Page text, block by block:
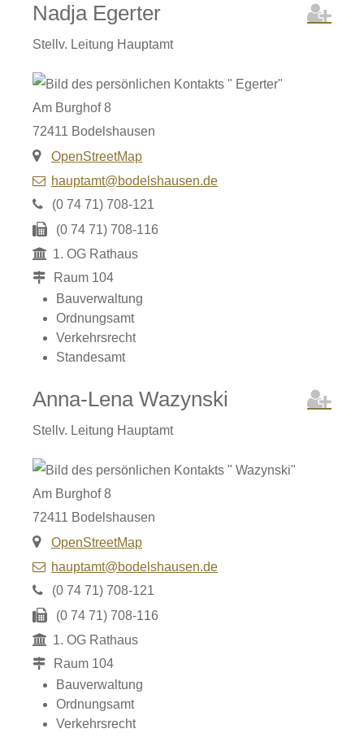
Nadja Egerter
Stellv. Leitung Hauptamt
Am Burghof 8
72411 Bodelshausen
OpenStreetMap
hauptamt@bodelshausen.de
(0 74 71) 708-121
(0 74 71) 708-116
1. OG Rathaus
Raum 104
Bauverwaltung
Ordnungsamt
Verkehrsrecht
Standesamt
Anna-Lena Wazynski
Stellv. Leitung Hauptamt
Am Burghof 8
72411 Bodelshausen
OpenStreetMap
hauptamt@bodelshausen.de
(0 74 71) 708-121
(0 74 71) 708-116
1. OG Rathaus
Raum 104
Bauverwaltung
Ordnungsamt
Verkehrsrecht